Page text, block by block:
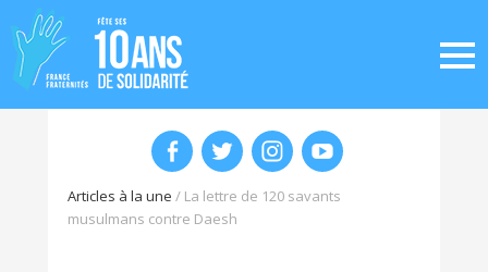
Articles à la une / La lettre de 120 savants
musulmans contre Daesh